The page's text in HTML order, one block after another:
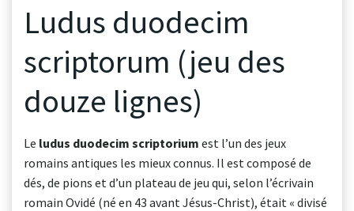
Ludus duodecim
scriptorum (jeu des
douze lignes)
Le ludus duodecim scriptorium est l’un des jeux
romains antiques les mieux connus. Il est composé de
dés, de pions et d’un plateau de jeu qui, selon l’écrivain
romain Ovidé (né en 43 avant Jésus-Christ), était « divisé